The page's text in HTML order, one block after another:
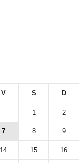
V S D
1 2
7 8 9
14 15 16